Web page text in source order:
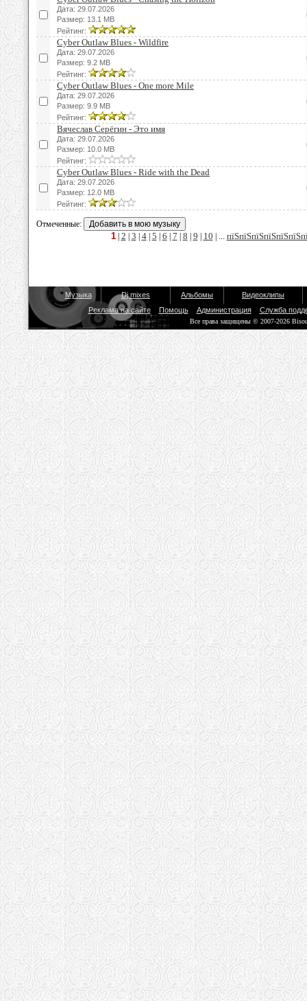
Дата: 29.07.2026
Размер: 13.1 MB
Рейтинг:
Cyber Outlaw Blues - Wildfire
Дата: 29.07.2026
Размер: 9.2 MB
Рейтинг:
Cyber Outlaw Blues - One more Mile
Дата: 29.07.2026
Размер: 9.9 MB
Рейтинг:
Вячеслав Серёгин - Это имя
Дата: 29.07.2026
Размер: 10.0 MB
Рейтинг:
Cyber Outlaw Blues - Ride with the Dead
Дата: 29.07.2026
Размер: 12.0 MB
Рейтинг:
Отмеченные:
1| 2 3 4| 5 6 7 8 9 10 | ...
Музыка Dj mixes Альбомы
Видеоклипы
Реклама на сайте
Помощь Администрация Служба
Все права защищены © 2007-2026